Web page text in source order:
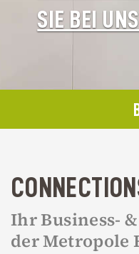
SIE BEI
Ihr Business-
der Metropole